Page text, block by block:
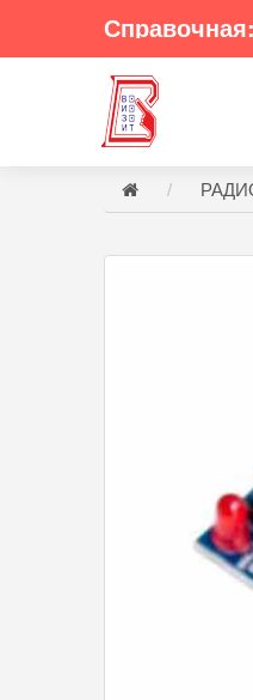
Справочная: